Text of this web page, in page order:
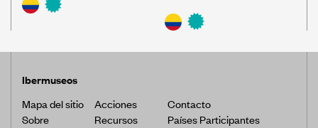
Ibermuseos
Mapa del sitio
Acciones
Contacto
Sobre
Recursos Países Participantes